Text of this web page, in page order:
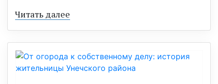
Читать далее